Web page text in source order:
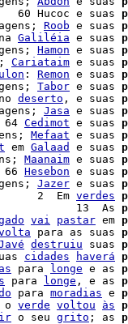
Hucoc e suas
Roob e suas
Galiléia e suas
Hamon e suas
Cariataim e suas
: Remon e suas
Tabor e suas
deserto , e suas
Jasa e suas
Cedimot e suas
Mefaat e suas
em Galaad e suas
Maanaim e suas
Hesebon e suas
Jazer e suas
2  Em verdes
13  As
vai pastar em
para as suas
destruiu suas
cidades haverá
para longe e as
para longe , e as
para moradias e
o verde voltou às
o seu grito ; as